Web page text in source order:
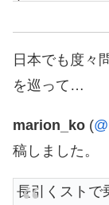
日本でも度々
を巡って…
marion_ko (
稿しました。
長引くストで